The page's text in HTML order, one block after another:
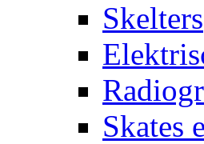
Skelters
Skates